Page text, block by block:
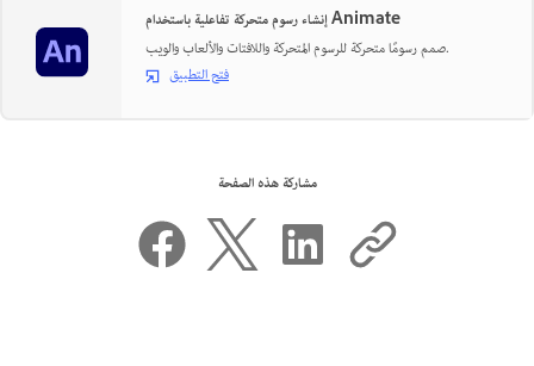
إنشاء رسوم متحركة تفاعلية باستخدام Animate
صمم رسومًا متحركة للرسوم المتحركة واللافتات والألعاب والويب.
فتح التطبيق
مشاركة هذه الصفحة